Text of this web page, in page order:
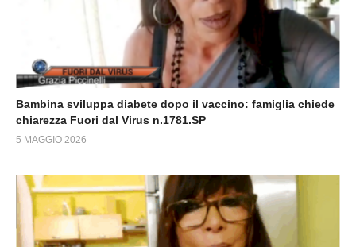
Bambina sviluppa diabete dopo il vaccino: famiglia chiede
chiarezza Fuori dal Virus n.1781.SP
5 MAGGIO 2026